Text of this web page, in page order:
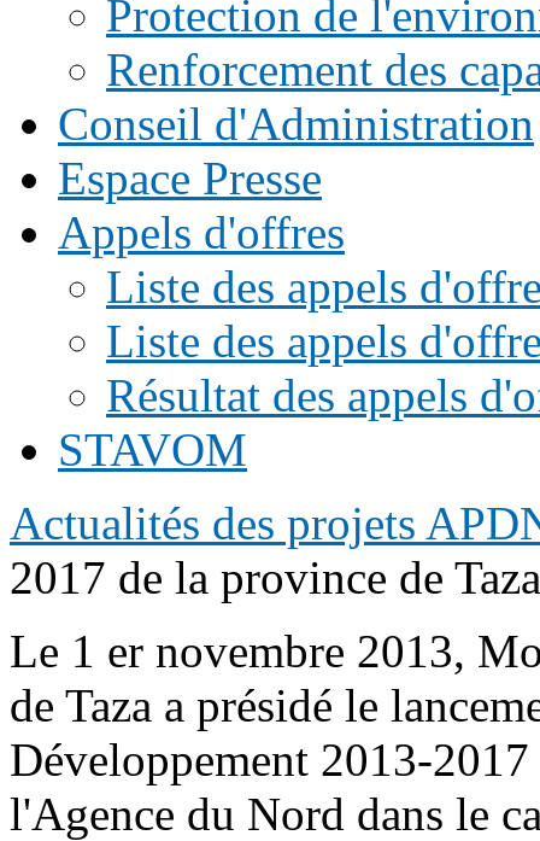
Protection de
Renforcement des
Conseil d'Administration
Espace Presse
Appels d'offres
Liste des appels
Liste des appels
Résultat des appels
STAVOM
Actualités des projets
2017 de la province de Taza
Le 1 er novembre 2013,
de Taza a présidé le
Développement 2013-
l'Agence du Nord dans le